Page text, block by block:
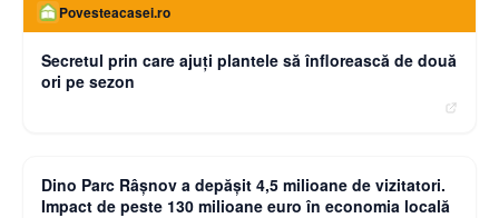
Povesteacasei.ro
Secretul prin care ajuți plantele să înflorească de două
ori pe sezon
Dino Parc Râșnov a depășit 4,5 milioane de vizitatori.
Impact de peste 130 milioane euro în economia locală